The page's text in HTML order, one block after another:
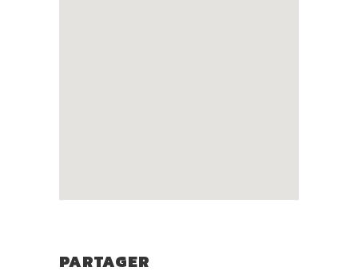
PARTAGER